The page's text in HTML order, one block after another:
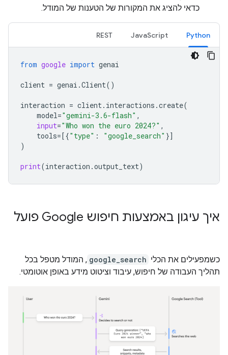
כדאי להציג את המקורות של הטענות של המודל.
Python
JavaScript
REST
from google import genai
client = genai .Client()
interaction = client. interactions .create(
model="gemini-3.6-flash" ,
input="Who won the euro 2024?" ,
tools=[{"type" : "google_search" }]
)
print(interaction .output_text)
איך עיגון באמצעות חיפוש Google פועל
כשמפעילים את הכלי google_search , המודל מטפל בכל
תהליך העבודה של חיפוש, עיבוד וציטוט מידע באופן אוטומטי.